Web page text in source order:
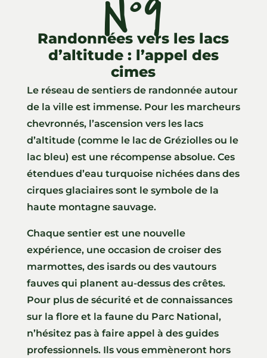
N°9
Randonnées vers les lacs
d’altitude : l’appel des
cimes
Le réseau de sentiers de randonnée autour
de la ville est immense. Pour les marcheurs
chevronnés, l’ascension vers les lacs
d’altitude (comme le lac de Gréziolles ou le
lac bleu) est une récompense absolue. Ces
étendues d’eau turquoise nichées dans des
cirques glaciaires sont le symbole de la
haute montagne sauvage.
Chaque sentier est une nouvelle
expérience, une occasion de croiser des
marmottes, des isards ou des vautours
fauves qui planent au-dessus des crêtes.
Pour plus de sécurité et de connaissances
sur la flore et la faune du Parc National,
n’hésitez pas à faire appel à des guides
professionnels. Ils vous emmèneront hors